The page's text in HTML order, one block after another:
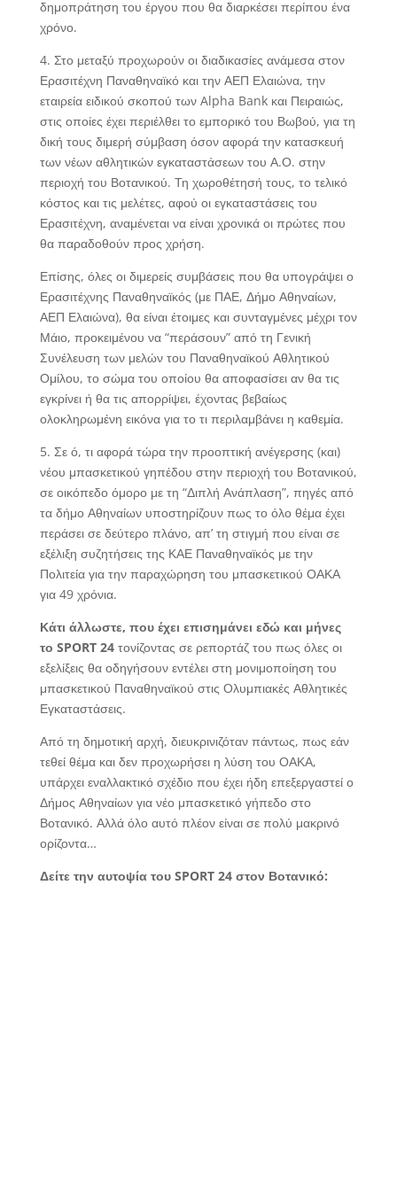
δημοπράτηση του έργου που θα διαρκέσει περίπου ένα
χρόνο.
4. Στο μεταξύ προχωρούν οι διαδικασίες ανάμεσα στον
Ερασιτέχνη Παναθηναϊκό και την ΑΕΠ Ελαιώνα, την
εταιρεία ειδικού σκοπού των Alpha Bank και Πειραιώς,
στις οποίες έχει περιέλθει το εμπορικό του Βωβού, για τη
δική τους διμερή σύμβαση όσον αφορά την κατασκευή
των νέων αθλητικών εγκαταστάσεων του Α.Ο. στην
περιοχή του Βοτανικού. Τη χωροθέτησή τους, το τελικό
κόστος και τις μελέτες, αφού οι εγκαταστάσεις του
Ερασιτέχνη, αναμένεται να είναι χρονικά οι πρώτες που
θα παραδοθούν προς χρήση.
Επίσης, όλες οι διμερείς συμβάσεις που θα υπογράψει ο
Ερασιτέχνης Παναθηναϊκός (με ΠΑΕ, Δήμο Αθηναίων,
ΑΕΠ Ελαιώνα), θα είναι έτοιμες και συνταγμένες μέχρι τον
Μάιο, προκειμένου να “περάσουν” από τη Γενική
Συνέλευση των μελών του Παναθηναϊκού Αθλητικού
Ομίλου, το σώμα του οποίου θα αποφασίσει αν θα τις
εγκρίνει ή θα τις απορρίψει, έχοντας βεβαίως
ολοκληρωμένη εικόνα για το τι περιλαμβάνει η καθεμία.
5. Σε ό, τι αφορά τώρα την προοπτική ανέγερσης (και)
νέου μπασκετικού γηπέδου στην περιοχή του Βοτανικού,
σε οικόπεδο όμορο με τη “Διπλή Ανάπλαση”, πηγές από
τα δήμο Αθηναίων υποστηρίζουν πως το όλο θέμα έχει
περάσει σε δεύτερο πλάνο, απ’ τη στιγμή που είναι σε
εξέλιξη συζητήσεις της ΚΑΕ Παναθηναϊκός με την
Πολιτεία για την παραχώρηση του μπασκετικού ΟΑΚΑ
για 49 χρόνια.
Κάτι άλλωστε, που έχει επισημάνει εδώ και μήνες
το SPORT 24 τονίζοντας σε ρεπορτάζ του πως όλες οι
εξελίξεις θα οδηγήσουν εντέλει στη μονιμοποίηση του
μπασκετικού Παναθηναϊκού στις Ολυμπιακές Αθλητικές
Εγκαταστάσεις.
Από τη δημοτική αρχή, διευκρινιζόταν πάντως, πως εάν
τεθεί θέμα και δεν προχωρήσει η λύση του ΟΑΚΑ,
υπάρχει εναλλακτικό σχέδιο που έχει ήδη επεξεργαστεί ο
Δήμος Αθηναίων για νέο μπασκετικό γήπεδο στο
Βοτανικό. Αλλά όλο αυτό πλέον είναι σε πολύ μακρινό
ορίζοντα…
Δείτε την αυτοψία του SPORT 24 στον Βοτανικό: